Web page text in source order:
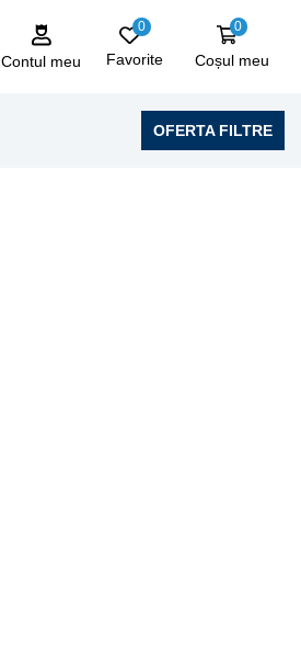
Contul meu
0
Favorite
0
Coșul meu
OFERTA FILTRE